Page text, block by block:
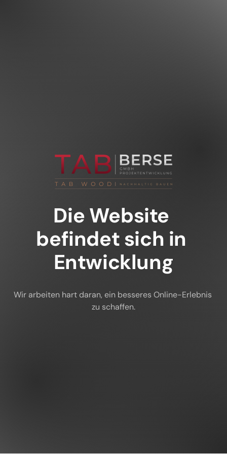
Die Website
befindet sich in
Entwicklung
Wir arbeiten hart daran, ein besseres Online-Erlebnis
zu schaffen.